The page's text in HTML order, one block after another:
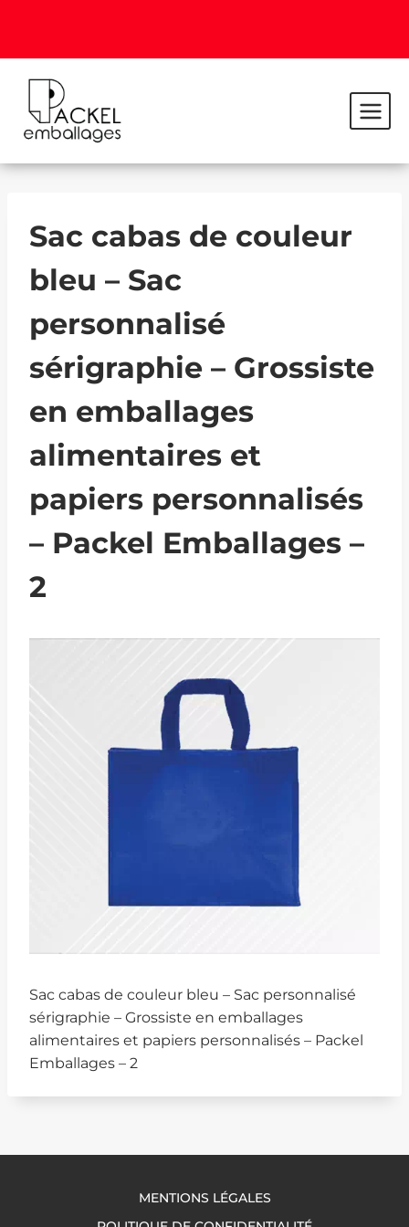
Sac cabas de couleur
bleu – Sac
personnalisé
sérigraphie – Grossiste
en emballages
alimentaires et
papiers personnalisés
– Packel Emballages –
2
Sac cabas de couleur bleu – Sac personnalisé
sérigraphie – Grossiste en emballages
alimentaires et papiers personnalisés – Packel
Emballages – 2
MENTIONS LÉGALES